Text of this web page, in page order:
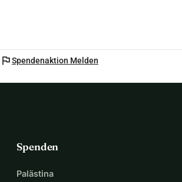
flagSpendenaktion Melden
Spenden
Palästina